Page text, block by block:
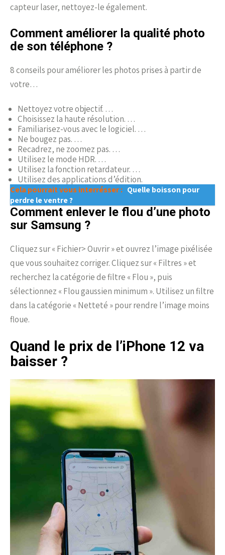
capteur laser, nettoyez-le également.
Comment améliorer la qualité photo
de son téléphone ?
8 conseils pour améliorer les photos prises à partir de
votre…
Nettoyez votre objectif. …
Choisissez la haute résolution. …
Familiarisez-vous avec le logiciel. …
Ne bougez pas. …
Recadrez, ne zoomez pas. …
Utilisez le mode HDR. …
Utilisez la fonction retardateur. …
Utilisez des applications d’édition.
Cela pourrait vous interrésser : Quelle boisson pour
perdre le ventre ?
Comment enlever le flou d’une photo
sur Samsung ?
Cliquez sur « Fichier> Ouvrir » et ouvrez l’image pixélisée
que vous souhaitez corriger. Cliquez sur « Filtres » et
recherchez la catégorie de filtre « Flou », puis
sélectionnez « Flou gaussien minimum ». Utilisez un filtre
dans la catégorie « Netteté » pour rendre l’image moins
floue.
Quand le prix de l’iPhone 12 va
baisser ?